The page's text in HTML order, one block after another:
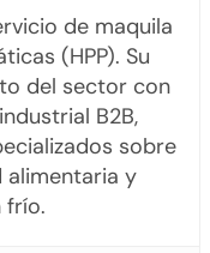
de maquila
(HPP). Su
del sector con
B2B,
sobre
alimentaria y
frío.